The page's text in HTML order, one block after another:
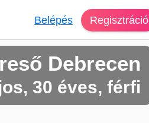
Belépés Regisztráció
Debrecen
30 éves, férfi